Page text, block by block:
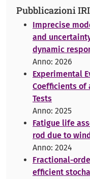
Pubblicazioni
Imprecise
and
dynamic
Anno: 2026
Experimental
Coefficients of
Tests
Anno: 2025
Fatigue life
rod due to
Anno: 2024
Fractional-
efficient